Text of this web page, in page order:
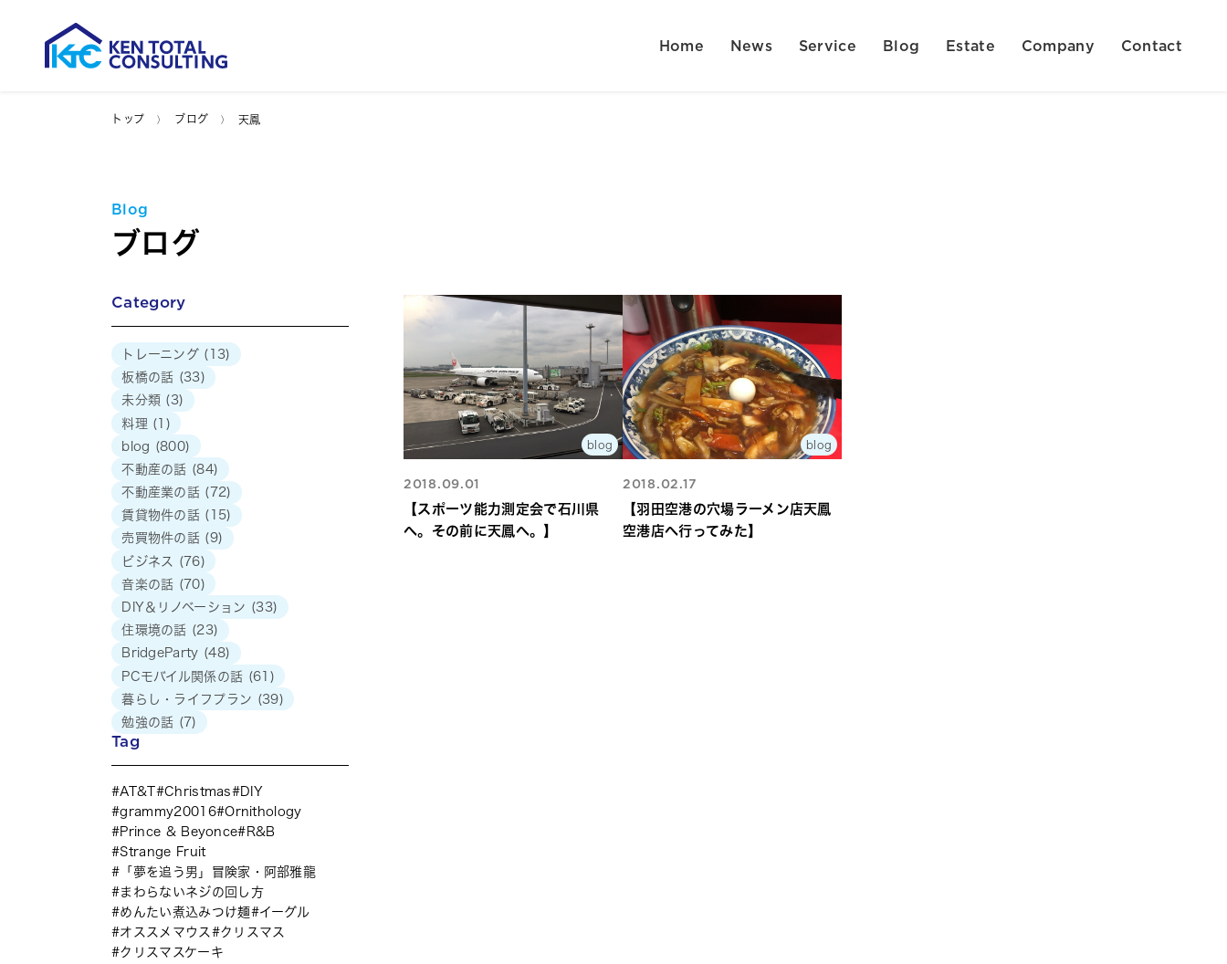
Home News Service Blog Estate Company Contact
トップ ブログ 天鳳
Blog
ブログ
blog
2018.09.01
【スポーツ能力測定会で石川県
へ。その前に天鳳へ。】
blog
2018.02.17
【羽田空港の穴場ラーメン店天鳳
空港店へ行ってみた】
Category
トレーニング (13)
板橋の話 (33)
未分類 (3)
料理 (1)
blog (800)
不動産の話 (84)
不動産業の話 (72)
賃貸物件の話 (15)
売買物件の話 (9)
ビジネス
(76)
音楽の話 (70)
DIY＆リノベーション (33)
住環境の話 (23)
BridgeParty (48)
PCモバイル関係の話 (61)
暮らし・ライフプラン (39)
勉強の話 (7)
Tag
AT&T Christmas
DIY
grammy20016
Ornithology
Prince & Beyonce
R&B
Strange Fruit
「夢を追う男」冒険家・阿部雅龍
まわらないネジの回し方
めんたい煮込みつけ麺
イーグル
オススメマウス
クリスマス
クリスマスケーキ